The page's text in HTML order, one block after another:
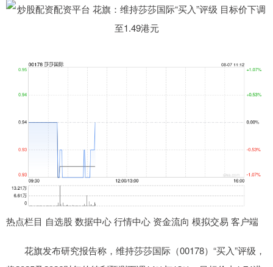
热点栏目 自选股 数据中心 行情中心 资金流向 模拟交易 客户端
花旗发布研究报告称，维持莎莎国际（00178）“买入”评级，